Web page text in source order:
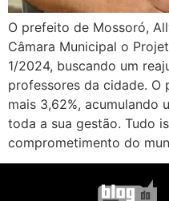
O prefeito de Mossoró,
Câmara Municipal o
1/2024, buscando um
professores da cidade. O
mais 3,62%, acumulando
toda a sua gestão. Tudo
comprometimento do